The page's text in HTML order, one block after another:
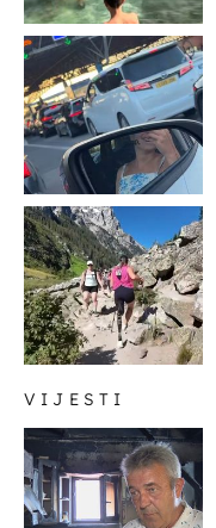
VIJESTI